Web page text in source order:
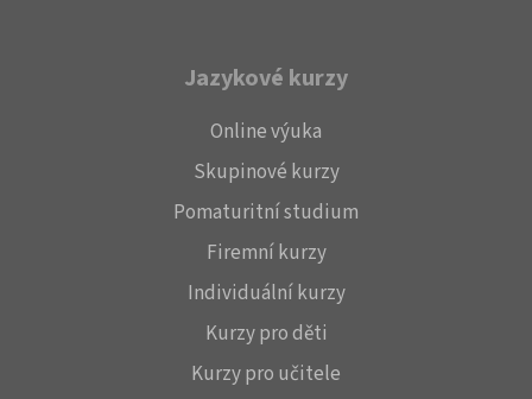
Jazykové kurzy
Online výuka
Skupinové kurzy
Pomaturitní studium
Firemní kurzy
Individuální kurzy
Kurzy pro děti
Kurzy pro učitele